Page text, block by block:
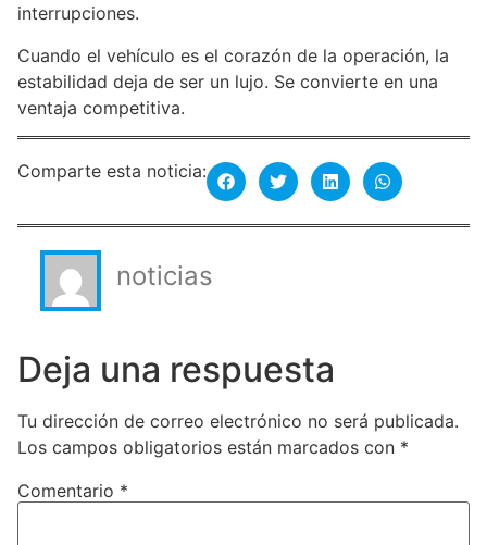
interrupciones.
Cuando el vehículo es el corazón de la operación, la
estabilidad deja de ser un lujo. Se convierte en una
ventaja competitiva.
Comparte esta noticia:
noticias
Deja una respuesta
Tu dirección de correo electrónico no será publicada.
Los campos obligatorios están marcados con *
Comentario *